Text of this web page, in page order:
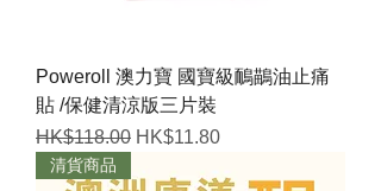
Poweroll 澳力寶 國寶級鴯鶓油止痛
貼 /保健清涼版三片裝
一般價格
HK$118.00 促銷價格
HK$11.80
清貨商品